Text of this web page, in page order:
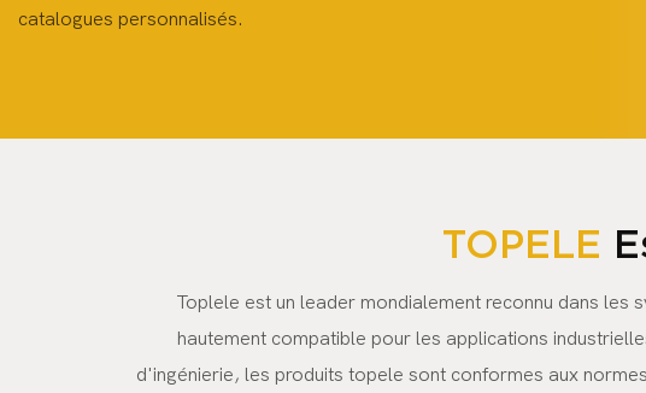
catalogues personnalisés.
TOPELE
Toplele est un leader mondialement reconnu dans
hautement compatible pour les applications
d'ingénierie, les produits topele sont conformes aux